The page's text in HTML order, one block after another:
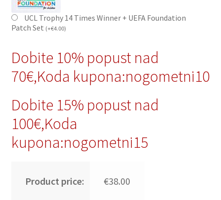
UCL Trophy 14 Times Winner + UEFA Foundation
Patch Set (+€4.00)
Dobite 10% popust nad
70€,Koda kupona:nogometni10
Dobite 15% popust nad
100€,Koda
kupona:nogometni15
Product price: €38.00